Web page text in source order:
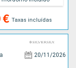
€ Taxas incluídas
20/11/2026